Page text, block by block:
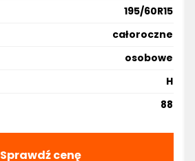
195/60R15
całoroczne
osobowe
H
88
Sprawdź cenę